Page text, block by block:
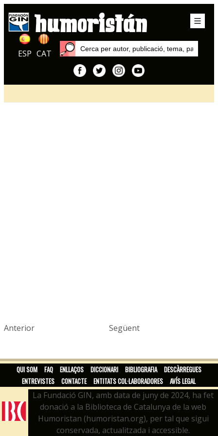
ESP CAT
Anterior Següent
QUI SOM FAQ ENLLAÇOS DICCIONARI BIBLIOGRAFIA
DESCÀRREGUES
ENTREVISTES
CONTACTE ENTITATS COL·LABORADORES AVÍS LEGAL
La Fundació GIN, amb data de juny de 2024, ha fet
donació a la Biblioteca de Catalunya de la web
Humoristan (humoristan.org), per tal que sigui
conservada, actualitzada i accessible.